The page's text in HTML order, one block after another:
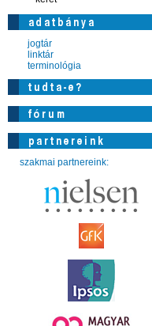
jogtár
linktár
terminológia
szakmai partnereink: